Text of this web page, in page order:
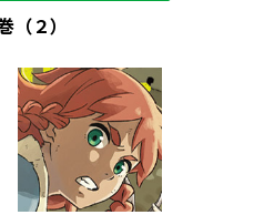
（２）